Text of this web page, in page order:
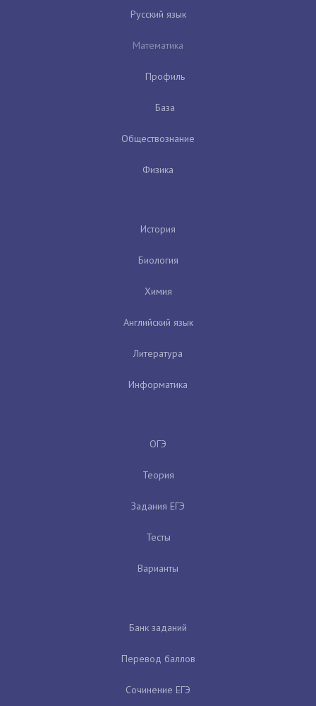
Русский язык
Математика
Профиль
База
Обществознание
Физика
История
Биология
Химия
Английский язык
Литература
Информатика
ОГЭ
Теория
Задания ЕГЭ
Тесты
Варианты
Банк заданий
Перевод баллов
Сочинение ЕГЭ